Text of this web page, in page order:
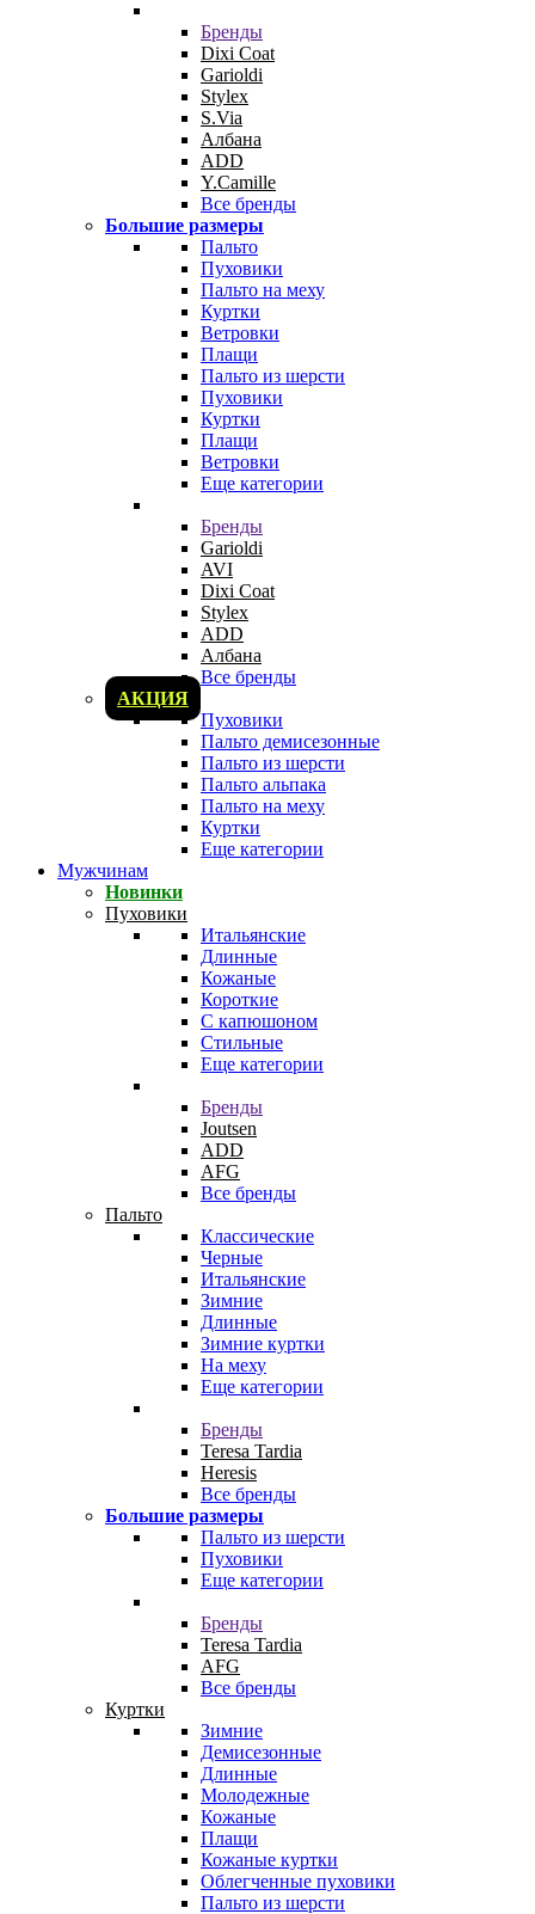
Бренды
Dixi Coat
Garioldi
Stylex
S.Via
Албана
ADD
Y.Camille
Все бренды
Большие размеры
Пальто
Пуховики
Пальто на меху
Куртки
Ветровки
Плащи
Пальто из шерсти
Пуховики
Куртки
Плащи
Ветровки
Еще категории
Бренды
Garioldi
AVI
Dixi Coat
Stylex
ADD
Албана
Все бренды
АКЦИЯ
Пуховики
Пальто демисезонные
Пальто из шерсти
Пальто альпака
Пальто на меху
Куртки
Еще категории
Мужчинам
Новинки
Пуховики
Итальянские
Длинные
Кожаные
Короткие
С капюшоном
Стильные
Еще категории
Бренды
Joutsen
ADD
AFG
Все бренды
Пальто
Классические
Черные
Итальянские
Зимние
Длинные
Зимние куртки
На меху
Еще категории
Бренды
Teresa Tardia
Heresis
Все бренды
Большие размеры
Пальто из шерсти
Пуховики
Еще категории
Бренды
Teresa Tardia
AFG
Все бренды
Куртки
Зимние
Демисезонные
Длинные
Молодежные
Кожаные
Плащи
Кожаные куртки
Облегченные пуховики
Пальто из шерсти